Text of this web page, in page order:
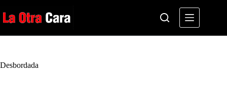
al
contenido
Desbordada